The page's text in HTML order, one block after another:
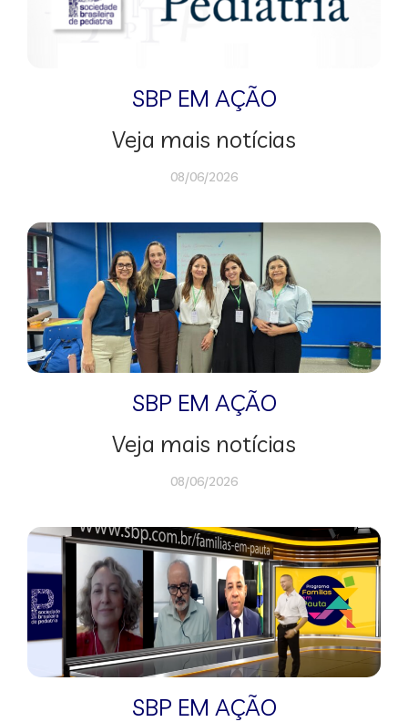
SBP EM AÇÃO
Veja mais notícias
08/06/2026
SBP EM AÇÃO
Veja mais notícias
08/06/2026
SBP EM AÇÃO